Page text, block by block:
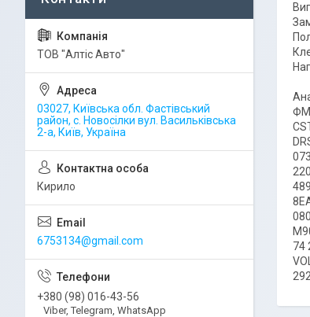
ФМ
74
ТОВ "Алтіс Авто"
03027, Київська обл. Фастівський
район, с. Новосілки вул. Васильківська
2-а, Київ, Україна
Кирило
6753134@gmail.com
+380 (98) 016-43-56
Viber, Telegram, WhatsApp